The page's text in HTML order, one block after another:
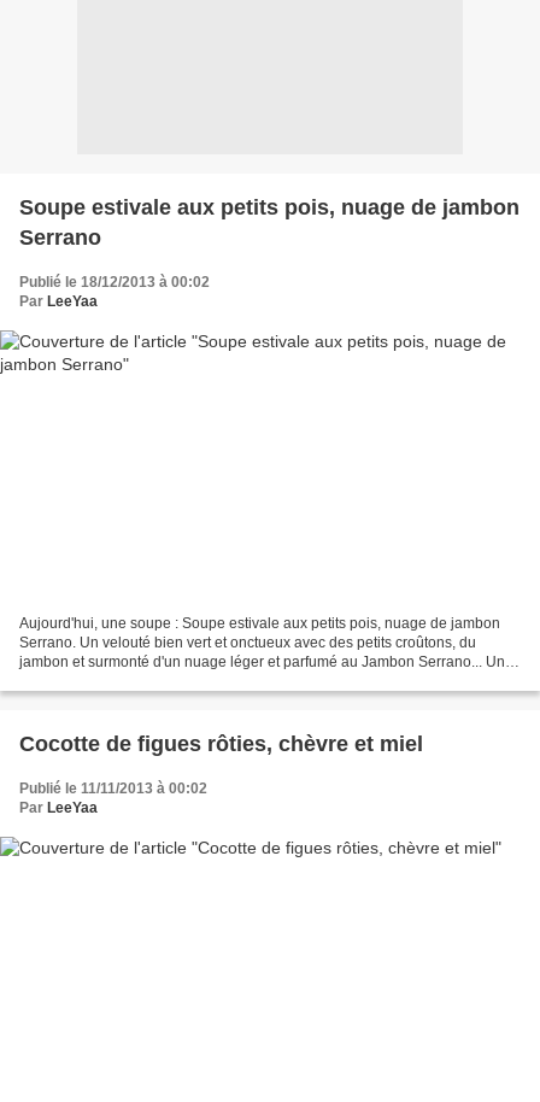
Soupe estivale aux petits pois, nuage de jambon
Serrano
Publié le 18/12/2013 à 00:02
Par LeeYaa
Aujourd'hui, une soupe : Soupe estivale aux petits pois, nuage de jambon
Serrano. Un velouté bien vert et onctueux avec des petits croûtons, du
jambon et surmonté d'un nuage léger et parfumé au Jambon Serrano... Une
Cocotte de figues rôties, chèvre et miel
Publié le 11/11/2013 à 00:02
Par LeeYaa